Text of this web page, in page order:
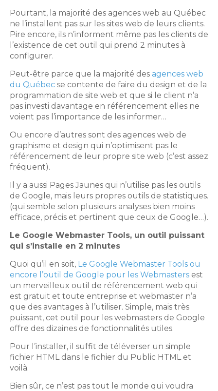
Pourtant, la majorité des agences web au Québec
ne l’installent pas sur les sites web de leurs clients.
Pire encore, ils n’informent même pas les clients de
l’existence de cet outil qui prend 2 minutes à
configurer.
Peut-être parce que la majorité des agences web
du Québec se contente de faire du design et de la
programmation de site web et que si le client n’a
pas investi davantage en référencement elles ne
voient pas l’importance de les informer…
Ou encore d’autres sont des agences web de
graphisme et design qui n’optimisent pas le
référencement de leur propre site web (c’est assez
fréquent).
Il y a aussi Pages Jaunes qui n’utilise pas les outils
de Google, mais leurs propres outils de statistiques.
(qui semble selon plusieurs analyses bien moins
efficace, précis et pertinent que ceux de Google…).
Le Google Webmaster Tools, un outil puissant
qui s’installe en 2 minutes
Quoi qu’il en soit, Le Google Webmaster Tools ou
encore l’outil de Google pour les Webmasters est
un merveilleux outil de référencement web qui
est gratuit et toute entreprise et webmaster n’a
que des avantages à l’utiliser. Simple, mais très
puissant, cet outil pour les webmasters de Google
offre des dizaines de fonctionnalités utiles.
Pour l’installer, il suffit de téléverser un simple
fichier HTML dans le fichier du Public HTML et
voilà.
Bien sûr, ce n’est pas tout le monde qui voudra